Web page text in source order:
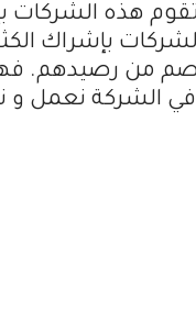
تقوم هذه
بإشراك
من رصيدهم.
في الشركة نعمل